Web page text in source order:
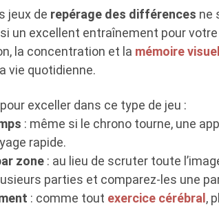
jeux de repérage des différences ne
un excellent entraînement pour votre
la concentration et la mémoire
vie quotidienne.
exceller dans ce type de jeu :
: même si le chrono tourne, une
rapide.
zone : au lieu de scruter toute
parties et comparez-les une
: comme tout exercice cérébral ,